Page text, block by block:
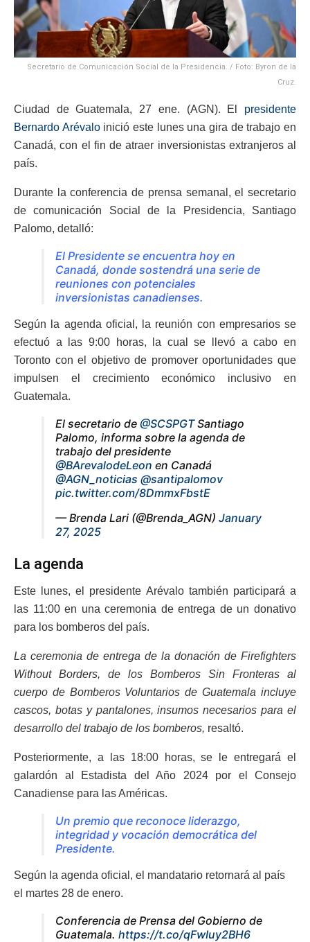
Secretario de Comunicación Social de la Presidencia. / Foto: Byron de la
Cruz.
Ciudad de Guatemala, 27 ene. (AGN). El presidente
Bernardo Arévaloinició este lunes una gira de trabajo en
Canadá, con el fin de atraer inversionistas extranjeros al
país.
Durante la conferencia de prensa semanal, el secretario
de comunicación Social de la Presidencia, Santiago
Palomo, detalló:
El Presidente se encuentra hoy en
Canadá, donde sostendrá una serie de
reuniones con potenciales
inversionistas canadienses.
Según la agenda oficial, la reunión con empresarios se
efectuó a las 9:00 horas, la cual se llevó a cabo en
Toronto con el objetivo de promover oportunidades que
impulsen el crecimiento económico inclusivo en
Guatemala.
El secretario de @SCSPGTSantiago
Palomo, informa sobre la agenda de
trabajo del presidente
@BArevalodeLeon en Canadá
@AGN_noticias @santipalomov
pic.twitter.com/8DmmxFbstE
— Brenda Lari (@Brenda_AGN) January
27, 2025
La agenda
Este lunes, el presidente Arévalo también participará a
las 11:00 en una ceremonia de entrega de un donativo
para los bomberos del país.
La ceremonia de entrega de la donación de Firefighters
Without Borders, de los Bomberos Sin Fronteras al
cuerpo de Bomberos Voluntarios de Guatemala incluye
cascos, botas y pantalones, insumos necesarios para el
desarrollo del trabajo de los bomberos, resaltó.
Posteriormente, a las 18:00 horas, se le entregará el
galardón al Estadista del Año 2024 por el Consejo
Canadiense para las Américas.
Un premio que reconoce liderazgo,
integridad y vocación democrática del
Presidente.
Según la agenda oficial, el mandatario retornará al país
el martes 28 de enero.
Conferencia de Prensa del Gobierno de
Guatemala. https://t.co/qFwIuy2BH6